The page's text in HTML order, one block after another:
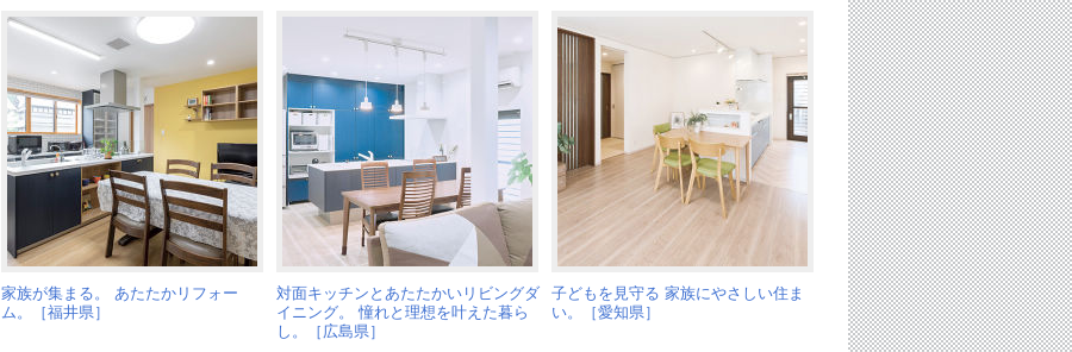
家族が集まる。 あたたかリフォー
ム。［福井県］
対面キッチンとあたたかいリビングダ
イニング。 憧れと理想を叶えた暮ら
し。［広島県］
子どもを見守る 家族にやさしい住ま
い。［愛知県］